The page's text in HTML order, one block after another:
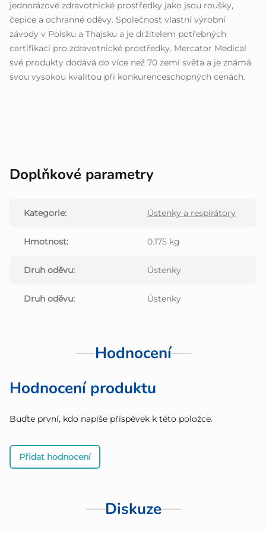
jednorázové zdravotnické prostředky jako jsou roušky,
čepice a ochranné oděvy. Společnost vlastní výrobní
závody v Polsku a Thajsku a je držitelem potřebných
certifikací pro zdravotnické prostředky. Mercator Medical
své produkty dodává do více než 70 zemí světa a je známá
svou vysokou kvalitou při konkurenceschopných cenách.
Doplňkové parametry
Kategorie: Ústenky a respirátory
Hmotnost: 0.175 kg
Druh oděvu: Ústenky
Druh oděvu: Ústenky
Hodnocení
Hodnocení produktu
Buďte první, kdo napíše příspěvek k této položce.
Přidat hodnocení
Diskuze